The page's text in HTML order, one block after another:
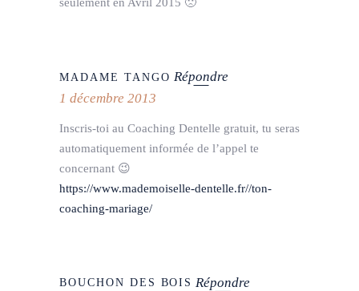
MADAME TANGO Répondre
1 décembre 2013
Inscris-toi au Coaching Dentelle gratuit, tu seras
automatiquement informée de l’appel te
concernant 😉
https://www.mademoiselle-dentelle.fr//ton-
coaching-mariage/
BOUCHON DES BOIS Répondre